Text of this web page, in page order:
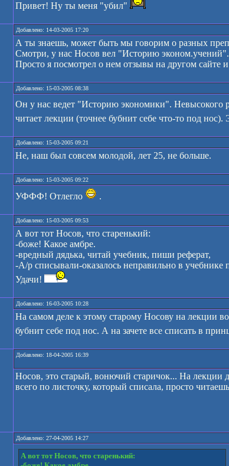
Привет! Ну ты меня "убил"
Добавлено: 14-03-2005 17:20
А ты знаешь, может быть мы говорим о разных
Смотри, у нас Носов вел "Историю
Просто я посмотрел о нем отзывы на другом сайте
Добавлено: 15-03-2005 08:38
Он у нас ведет "Историю экономики". Невысокого
читает лекции (точнее бубнит себе что-то под
Добавлено: 15-03-2005 09:21
Не, наш был совсем молодой, лет 25, не больше.
Добавлено: 15-03-2005 09:22
УФФФ! Отлегло .
Добавлено: 15-03-2005 09:53
А вот тот Носов, что старенький:
-боже! Какое амбре.
-вредный дядька, читай учебник, пиши реферат,
-А/р списывали-оказалось неправильно в учебнике
Удачи!
Добавлено: 16-03-2005 10:28
На самом деле к этому старому Носову на лекции
бубнит себе под нос. А на зачете все списать в
Добавлено: 18-04-2005 16:39
Носов, это старый, вонючий старичок... На лекции
всего по листочку, который списала, просто
Добавлено: 27-04-2005 14:27
А вот тот Носов, что старенький: